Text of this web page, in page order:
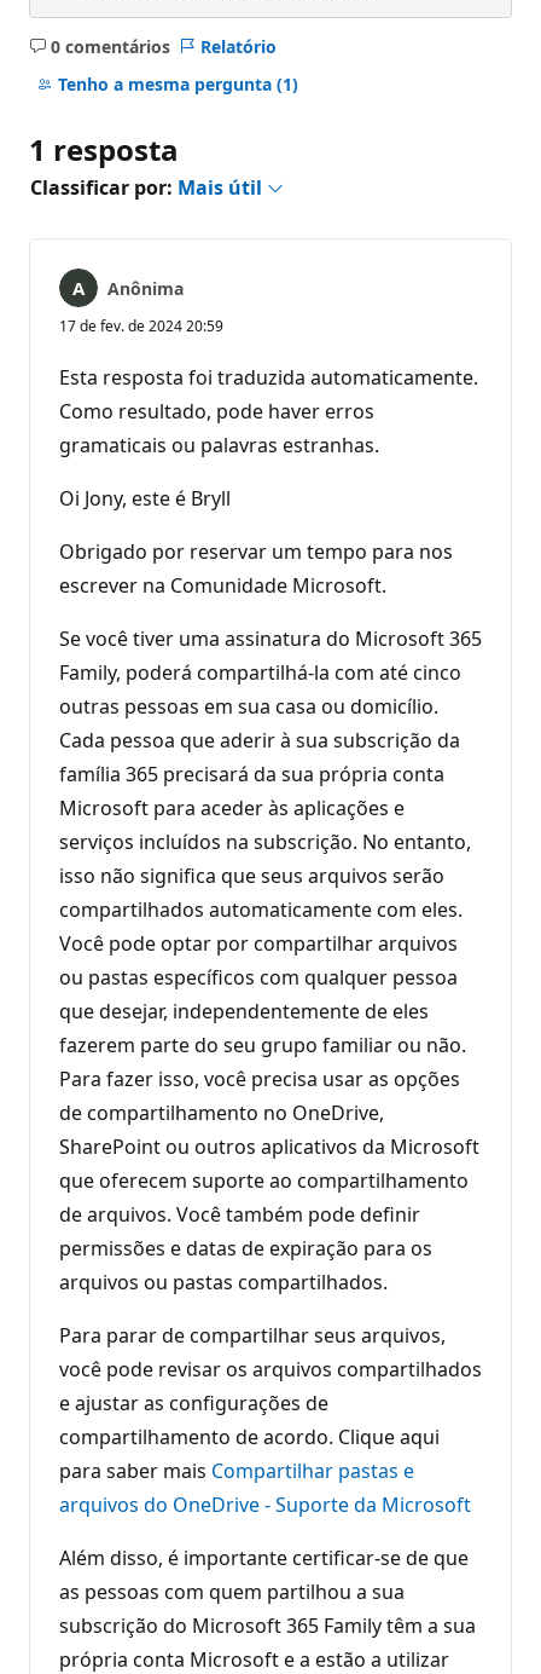
0 comentários
Sem
comentários
Relatório
Tenho a mesma pergunta (1)
1 resposta
Classificar por: Mais útil
Anônima
17 de fev. de 2024 20:59
Esta resposta foi traduzida automaticamente.
Como resultado, pode haver erros
gramaticais ou palavras estranhas.
Oi Jony, este é Bryll
Obrigado por reservar um tempo para nos
escrever na Comunidade Microsoft.
Se você tiver uma assinatura do Microsoft 365
Family, poderá compartilhá-la com até cinco
outras pessoas em sua casa ou domicílio.
Cada pessoa que aderir à sua subscrição da
família 365 precisará da sua própria conta
Microsoft para aceder às aplicações e
serviços incluídos na subscrição. No entanto,
isso não significa que seus arquivos serão
compartilhados automaticamente com eles.
Você pode optar por compartilhar arquivos
ou pastas específicos com qualquer pessoa
que desejar, independentemente de eles
fazerem parte do seu grupo familiar ou não.
Para fazer isso, você precisa usar as opções
de compartilhamento no OneDrive,
SharePoint ou outros aplicativos da Microsoft
que oferecem suporte ao compartilhamento
de arquivos. Você também pode definir
permissões e datas de expiração para os
arquivos ou pastas compartilhados.
Para parar de compartilhar seus arquivos,
você pode revisar os arquivos compartilhados
e ajustar as configurações de
compartilhamento de acordo. Clique aqui
para saber mais Compartilhar pastas e
arquivos do OneDrive - Suporte da Microsoft
Além disso, é importante certificar-se de que
as pessoas com quem partilhou a sua
subscrição do Microsoft 365 Family têm a sua
própria conta Microsoft e a estão a utilizar